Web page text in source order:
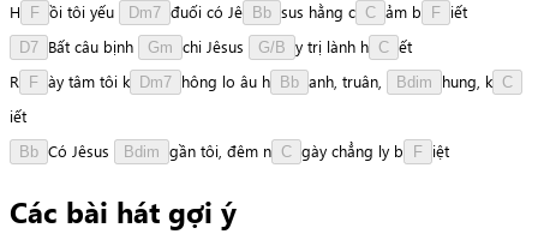
H
F ồi tôi yếu Dm7 đuối có Jê Bb sus hằng c C ảm b F iết
D7 Bất câu bịnh Gm chi Jêsus G/B y trị lành h C ết
R
F ày tâm tôi k Dm7 hông lo âu h Bb anh truân, Bdim hung k C
iết
Bb Có Jêsus Bdim gần tôi, đêm n C gày chẳng ly b F iệt
Các bài hát gợi ý